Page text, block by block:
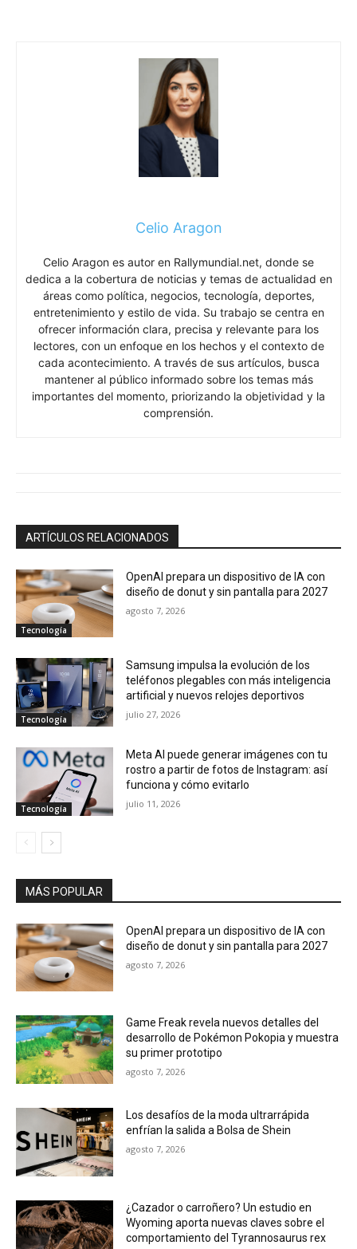
Celio Aragon
Celio Aragon es autor en Rallymundial.net, donde se
dedica a la cobertura de noticias y temas de actualidad en
áreas como política, negocios, tecnología, deportes,
entretenimiento y estilo de vida. Su trabajo se centra en
ofrecer información clara, precisa y relevante para los
lectores, con un enfoque en los hechos y el contexto de
cada acontecimiento. A través de sus artículos, busca
mantener al público informado sobre los temas más
importantes del momento, priorizando la objetividad y la
comprensión.
ARTÍCULOS RELACIONADOS
Tecnología
OpenAI prepara un dispositivo de IA con
diseño de donut y sin pantalla para 2027
agosto 7, 2026
Tecnología
Samsung impulsa la evolución de los
teléfonos plegables con más inteligencia
artificial y nuevos relojes deportivos
julio 27, 2026
Tecnología
Meta AI puede generar imágenes con tu
rostro a partir de fotos de Instagram: así
funciona y cómo evitarlo
julio 11, 2026
MÁS POPULAR
OpenAI prepara un dispositivo de IA con
diseño de donut y sin pantalla para 2027
agosto 7, 2026
Game Freak revela nuevos detalles del
desarrollo de Pokémon Pokopia y muestra
su primer prototipo
agosto 7, 2026
Los desafíos de la moda ultrarrápida
enfrían la salida a Bolsa de Shein
agosto 7, 2026
¿Cazador o carroñero? Un estudio en
Wyoming aporta nuevas claves sobre el
comportamiento del Tyrannosaurus rex